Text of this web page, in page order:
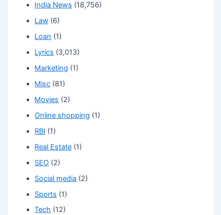
India News (18,756)
Law (6)
Loan (1)
Lyrics (3,013)
Marketing (1)
Misc (81)
Movies (2)
Online shopping (1)
RBI (1)
Real Estate (1)
SEO (2)
Social media (2)
Sports (1)
Tech (12)